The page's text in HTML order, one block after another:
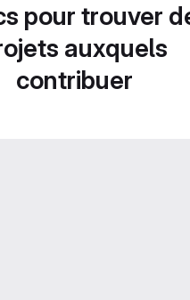
pour trouver
auxquels
contribuer